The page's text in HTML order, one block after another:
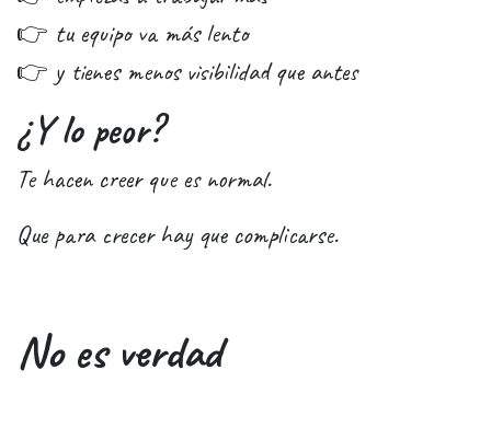
👉 tu equipo va más lento
👉 y tienes menos visibilidad que antes
¿Y lo peor?
Te hacen creer que es normal.
Que para crecer hay que complicarse.
​No es verdad